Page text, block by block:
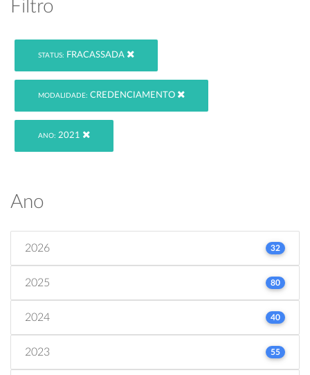
Filtro
STATUS: FRACASSADA
MODALIDADE: CREDENCIAMENTO
ANO: 2021
Ano
2026 32
2025 80
2024 40
2023 55